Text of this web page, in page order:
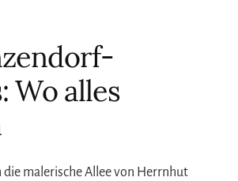
Wo alles
die malerische Allee von Herrnhut